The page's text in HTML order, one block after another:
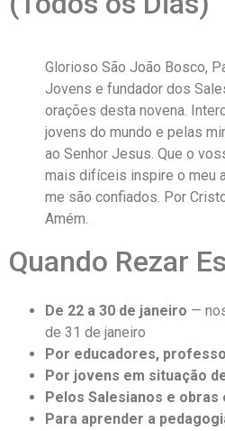
Glorioso São João Bosco,
Jovens e fundador dos
orações desta novena.
jovens do mundo e pelas
ao Senhor Jesus. Que o
mais difíceis inspire o meu
me são confiados. Por
Amém.
Quando Rezar
De 22 a 30 de janeiro —
de 31 de janeiro
Por educadores,
Por jovens em situação
Pelos Salesianos e
Para aprender a